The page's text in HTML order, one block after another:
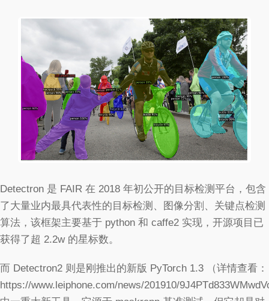
Detectron 是 FAIR 在 2018 年初公开的目标检测平台，包含
了大量业内最具代表性的目标检测、图像分割、关键点检测
算法，该框架主要基于 python 和 caffe2 实现，开源项目已
获得了超 2.2w 的星标数。
而 Detectron2 则是刚推出的新版 PyTorch 1.3 （详情查看：
https://www.leiphone.com/news/201910/